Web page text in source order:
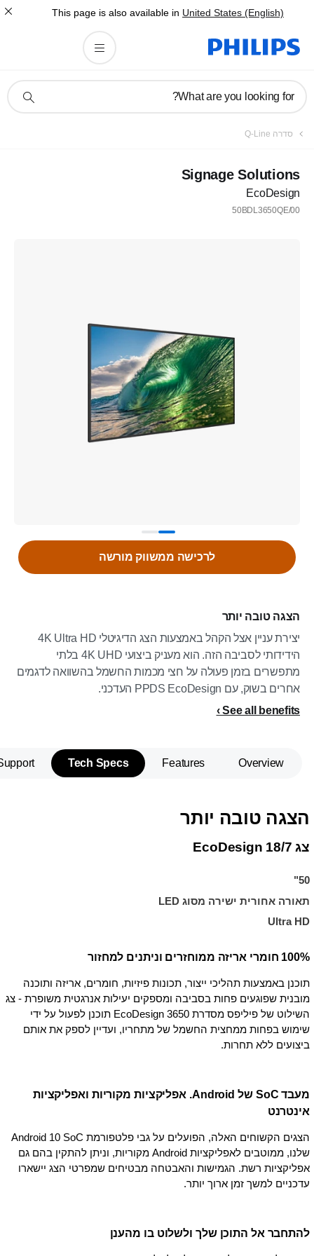
This page is also available in United States (English)
בסמל
What are you looking for?
סדרה Q-Line
Signage Solutions
EcoDesign
50BDL3650QE/00
הצגה טובה יותר
יצירת עניין אצל הקהל באמצעות הצג הדיגיטלי 4K Ultra HD
הידידותי לסביבה הזה. הוא מעניק ביצועי 4K UHD בלתי
מתפשרים בזמן פעולה על חצי מכמות החשמל בהשוואה לדגמים
אחרים בשוק, עם PPDS EcoDesign העדכני.
See all benefits
לרכישה ממשווק מורשה
Overview
Features
Tech Specs
הצגה טובה יותר
צג EcoDesign 18/7
50"
תאורה אחורית ישירה מסוג LED
Ultra HD
100% חומרי אריזה ממוחזרים וניתנים למחזור
תוכנן באמצעות תהליכי ייצור, תכונות פיזיות, חומרים, אריזה ותוכנה
מובנית שפוגעים פחות בסביבה ומספקים יעילות אנרגטית משופרת - צג
השילוט של פיליפס מסדרת 3650 EcoDesign תוכנן לפעול על ידי
שימוש בפחות ממחצית החשמל של מתחריו, ועדיין לספק את אותם
ביצועים ללא תחרות.
מעבד SoC של Android. אפליקציות מקוריות ואפליקציות
אינטרנט
הצגים הקשוחים האלה, הפועלים על גבי פלטפורמת Android 10 SoC
שלנו, ממוטבים לאפליקציות Android מקוריות, וניתן להתקין בהם גם
אפליקציות רשת. הגמישות והאבטחה מבטיחים שמפרטי הצג יישארו
עדכניים למשך זמן ארוך יותר.
להתחבר אל התוכן שלך ולשלוט בו מהענן